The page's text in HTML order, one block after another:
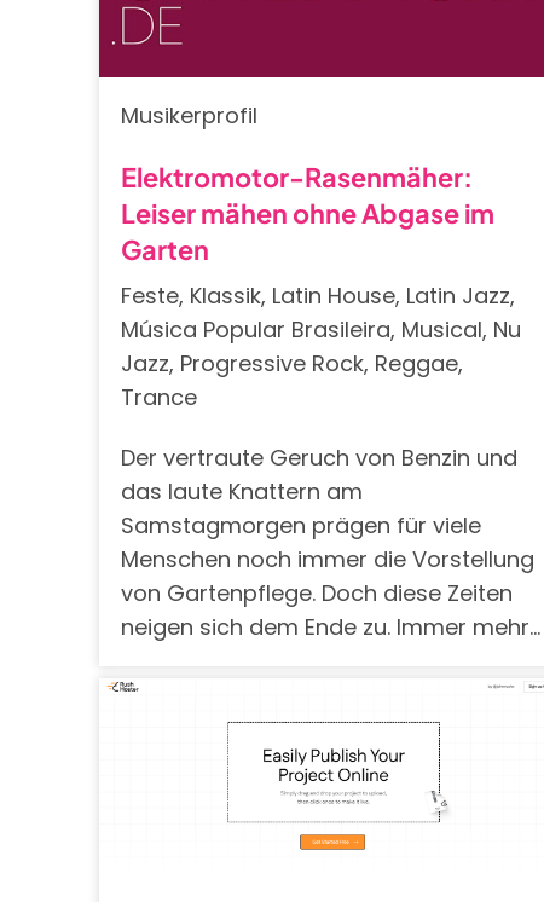
Musikerprofil
Elektromotor-Rasenmäher:
Leiser mähen ohne Abgase im
Garten
Feste, Klassik, Latin House, Latin Jazz,
Música Popular Brasileira, Musical, Nu
Jazz, Progressive Rock, Reggae,
Trance
Der vertraute Geruch von Benzin und
das laute Knattern am
Samstagmorgen prägen für viele
Menschen noch immer die Vorstellung
von Gartenpflege. Doch diese Zeiten
neigen sich dem Ende zu. Immer mehr…